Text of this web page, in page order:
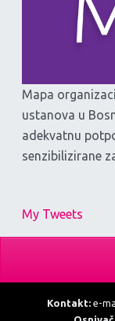
Mapa
ustanova u
adekvatnu
senzibilizirane
My Tweets
Kontakt:e-